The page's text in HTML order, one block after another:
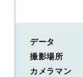
データ
撮影場所
カメラマン